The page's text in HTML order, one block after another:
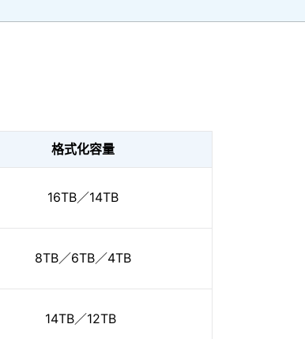
格式化容量
16TB／14TB
8TB／6TB／4TB
14TB／12TB